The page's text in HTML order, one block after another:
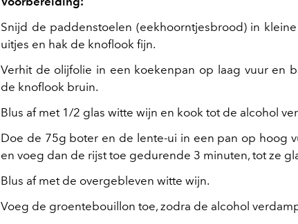
Snijd de paddenstoelen (eekhoorntjesbrood) in
uitjes en hak de knoflook fijn.
Verhit de olijfolie in een koekenpan op laag vuur en
de knoflook bruin.
Blus af met 1/2 glas witte wijn en kook tot de alcohol
Doe de 75g boter en de lente-ui in een pan op hoog
en voeg dan de rijst toe gedurende 3 minuten, tot ze
Blus af met de overgebleven witte wijn.
Voeg de groentebouillon toe, zodra de alcohol